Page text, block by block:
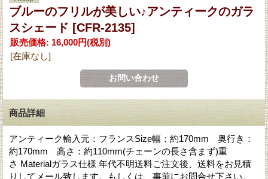
ブルーのフリルが美しい♪アンティークのガラ
スシェード [CFR-2135]
販売価格: 16,000円(税別)
[在庫なし]
商品詳細
アンティーク輸入元：フランスSize幅：約170mm 奥行き：
約170mm 高さ：約110mm(チェーンの長さ含まず)重
さ Materialガラス仕様 年代不明送料ご注文後、送料をお見積
りしてメール致します。もしくは、事前にお問合せ下さい。